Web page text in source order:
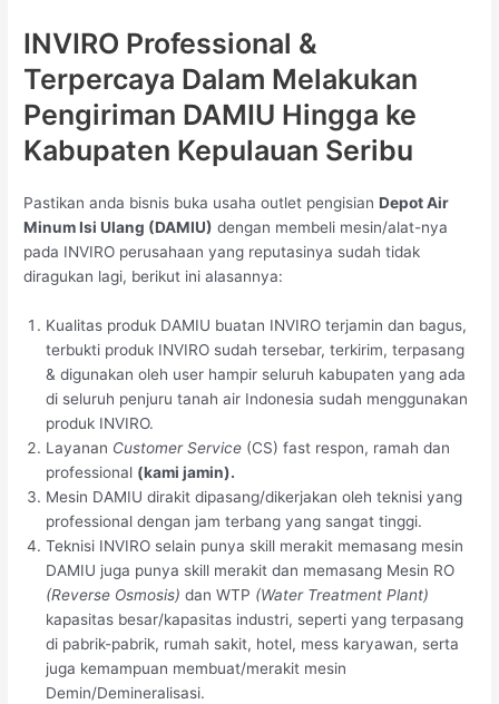
INVIRO Professional &
Terpercaya Dalam Melakukan
Pengiriman DAMIU Hingga ke
Kabupaten Kepulauan Seribu
Pastikan anda bisnis buka usaha outlet pengisianDepot Air
Minum Isi Ulang (DAMIU) dengan membeli mesin/alat-nya
pada INVIRO perusahaan yang reputasinya sudah tidak
diragukan lagi, berikut ini alasannya:
Kualitas produk DAMIU buatan INVIRO terjamin dan bagus,
terbukti produk INVIRO sudah tersebar, terkirim, terpasang
& digunakan oleh user hampir seluruh kabupaten yang ada
di seluruh penjuru tanah air Indonesia sudah menggunakan
produk INVIRO.
Layanan Customer Service (CS) fast respon, ramah dan
professional (kami jamin).
Mesin DAMIU dirakit dipasang/dikerjakan oleh teknisi yang
professional dengan jam terbang yang sangat tinggi.
Teknisi INVIRO selain punya skill merakit memasang mesin
DAMIU juga punya skill merakit dan memasang Mesin RO
(Reverse Osmosis) dan WTP (Water Treatment Plant)
kapasitas besar/kapasitas industri, seperti yang terpasang
di pabrik-pabrik, rumah sakit, hotel, mess karyawan, serta
juga kemampuan membuat/merakit mesin
Demin/Demineralisasi.